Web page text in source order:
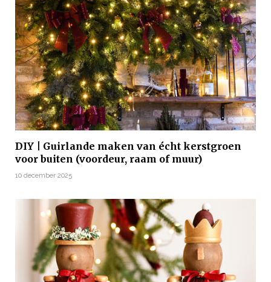
DIY | Guirlande maken van écht kerstgroen
voor buiten (voordeur, raam of muur)
10 december 2025